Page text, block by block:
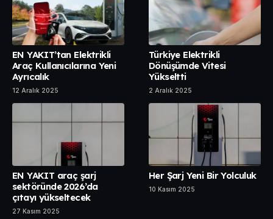
EN YAKIT’tan Elektrikli
Araç Kullanıcılarına Yeni
Ayrıcalık
12 Aralık 2025
Türkiye Elektrikli
Dönüşümde Vitesi
Yükseltti
2 Aralık 2025
EN YAKIT araç şarj
sektöründe 2026’da
çıtayı yükseltecek
27 Kasım 2025
Her Şarj Yeni Bir Yolculuk
10 Kasım 2025